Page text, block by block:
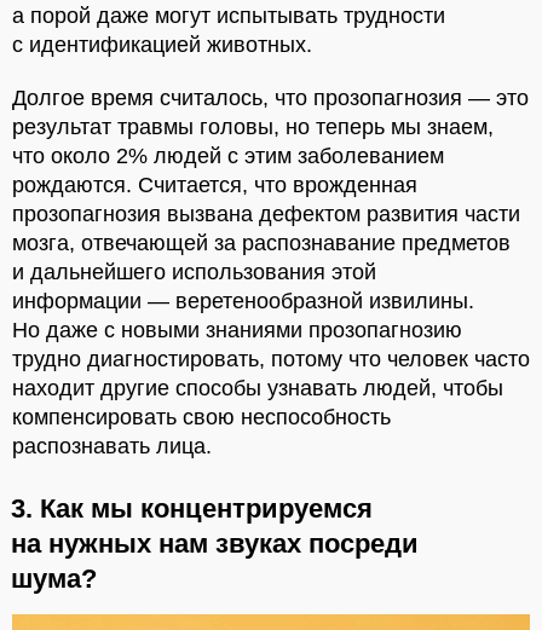
а порой даже могут испытывать трудности
с идентификацией животных.
Долгое время считалось, что прозопагнозия — это
результат травмы головы, но теперь мы знаем,
что около 2% людей с этим заболеванием
рождаются. Считается, что врожденная
прозопагнозия вызвана дефектом развития части
мозга, отвечающей за распознавание предметов
и дальнейшего использования этой
информации — веретенообразной извилины.
Но даже с новыми знаниями прозопагнозию
трудно диагностировать, потому что человек часто
находит другие способы узнавать людей, чтобы
компенсировать свою неспособность
распознавать лица.
3. Как мы концентрируемся
на нужных нам звуках посреди
шума?